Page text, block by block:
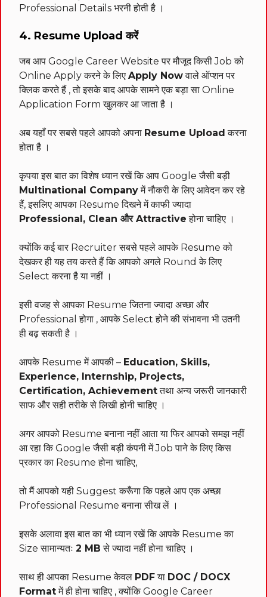
Professional Details भरनी होती है ।
4. Resume Upload करें
जब आप Google Career Website पर मौजूद किसी Job को
Online Apply करने के लिए Apply Nowवाले ऑप्शन पर
क्लिक करते हैं , तो इसके बाद आपके सामने एक बड़ा सा Online
Application Form खुलकर आ जाता है ।
अब यहाँ पर सबसे पहले आपको अपना Resume Upload करना
होता है ।
कृपया इस बात का विशेष ध्यान रखें कि आप Google जैसी बड़ी
Multinational Companyमें नौकरी के लिए आवेदन कर रहे
हैं, इसलिए आपका Resume दिखने में काफी ज्यादा
Professional, Clean और Attractive होना चाहिए ।
क्योंकि कई बार Recruiter सबसे पहले आपके Resume को
देखकर ही यह तय करते हैं कि आपको अगले Round के लिए
Select करना है या नहीं ।
इसी वजह से आपका Resume जितना ज्यादा अच्छा और
Professional होगा , आपके Select होने की संभावना भी उतनी
ही बढ़ सकती है ।
आपके Resume में आपकी – Education, Skills,
Experience, Internship, Projects,
Certification, Achievementतथा अन्य जरूरी जानकारी
साफ और सही तरीके से लिखी होनी चाहिए ।
अगर आपको Resume बनाना नहीं आता या फिर आपको समझ नहीं
आ रहा कि Google जैसी बड़ी कंपनी में Job पाने के लिए किस
प्रकार का Resume होना चाहिए,
तो मैं आपको यही Suggest करूँगा कि पहले आप एक अच्छा
Professional Resume बनाना सीख लें ।
इसके अलावा इस बात का भी ध्यान रखें कि आपके Resume का
Size सामान्यतः 2 MB से ज्यादा नहीं होना चाहिए ।
साथ ही आपका Resume केवल PDFया DOC / DOCX
Formatमें ही होना चाहिए , क्योंकि Google Career